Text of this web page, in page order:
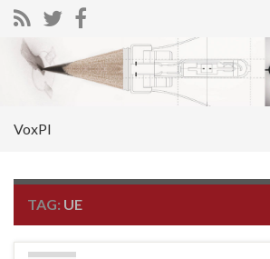
Search for:
VoxPI
TAG: UE